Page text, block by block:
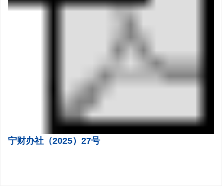
宁财办社（2025）27号